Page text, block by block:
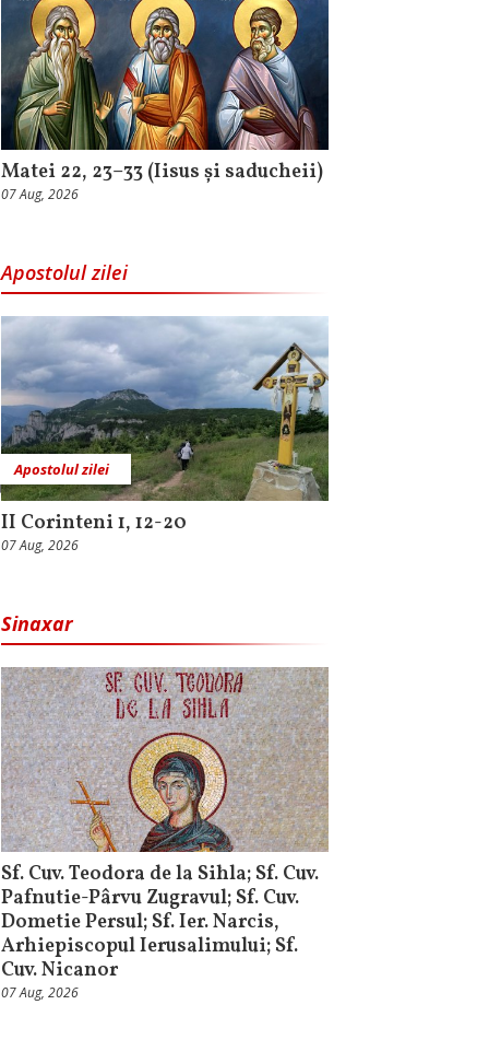
Matei 22, 23–33 (Iisus și saducheii)
07 Aug, 2026
Apostolul zilei
Apostolul zilei
II Corinteni 1, 12-20
07 Aug, 2026
Sinaxar
Sf. Cuv. Teodora de la Sihla; Sf. Cuv.
Pafnutie-Pârvu Zugravul; Sf. Cuv.
Dometie Persul; Sf. Ier. Narcis,
Arhiepiscopul Ierusalimului; Sf.
Cuv. Nicanor
07 Aug, 2026